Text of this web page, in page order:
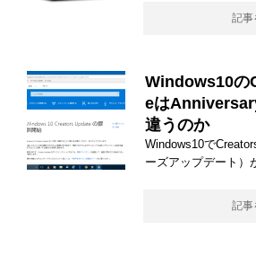
記事
Windows10の
eは
違うのか
Windows10で
ーズアップデート）
記事